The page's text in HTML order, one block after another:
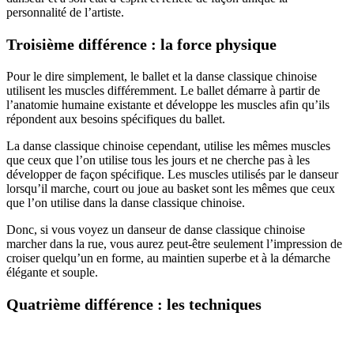
personnalité de l’artiste.
Troisième différence : la force physique
Pour le dire simplement, le ballet et la danse classique chinoise
utilisent les muscles différemment. Le ballet démarre à partir de
l’anatomie humaine existante et développe les muscles afin qu’ils
répondent aux besoins spécifiques du ballet.
La danse classique chinoise cependant, utilise les mêmes muscles
que ceux que l’on utilise tous les jours et ne cherche pas à les
développer de façon spécifique. Les muscles utilisés par le danseur
lorsqu’il marche, court ou joue au basket sont les mêmes que ceux
que l’on utilise dans la danse classique chinoise.
Donc, si vous voyez un danseur de danse classique chinoise
marcher dans la rue, vous aurez peut-être seulement l’impression de
croiser quelqu’un en forme, au maintien superbe et à la démarche
élégante et souple.
Quatrième différence : les techniques